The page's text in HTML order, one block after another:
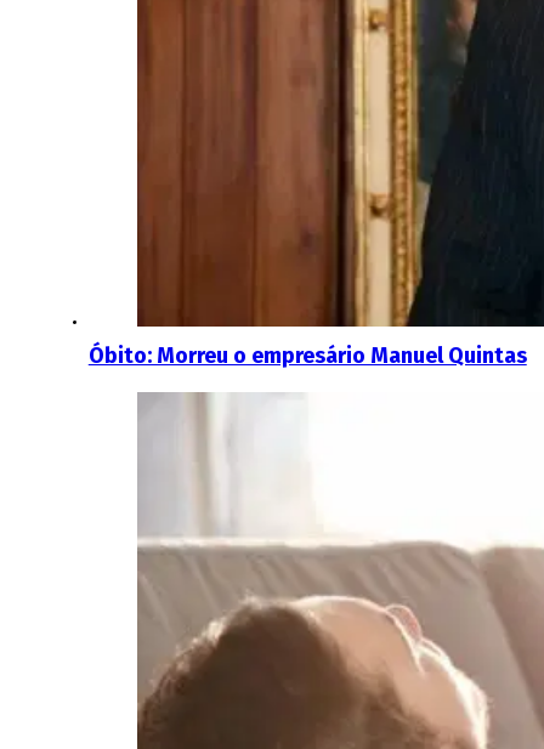
Óbito: Morreu o empresário Manuel Quintas